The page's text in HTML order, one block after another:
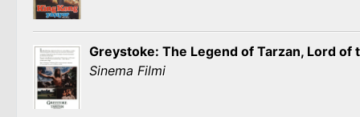
Greystoke: The Legend of Tarzan, Lord of
Sinema Filmi